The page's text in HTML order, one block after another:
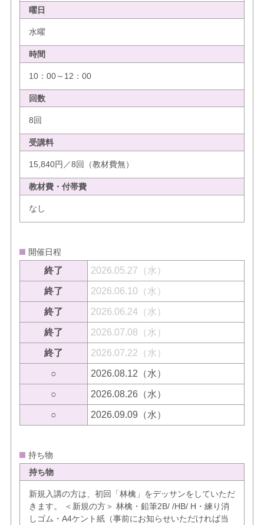
曜日
水曜
時間
10：00～12：00
回数
8回
受講料
15,840円／8回（教材費無）
教材費・付帯費
なし
開催日程
終了 2026.05.27（水）
終了 2026.06.10（水）
終了 2026.06.24（水）
終了 2026.07.08（水）
終了 2026.07.22（水）
○ 2026.08.12（水）
○ 2026.08.26（水）
○ 2026.09.09（水）
持ち物
持ち物
新規入講の方は、初回「林檎」をデッサンをしていただ
きます。 ＜新規の方＞ 林檎・鉛筆2B/ /HB/ H・練り消
しゴム・A4ケント紙（事前にお知らせいただければ当